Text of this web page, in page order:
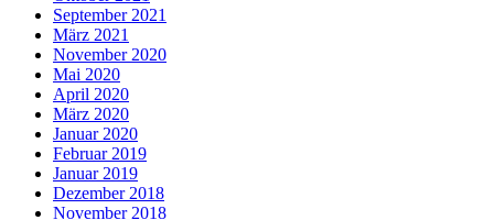
September 2021
März 2021
November 2020
Mai 2020
April 2020
März 2020
Januar 2020
Februar 2019
Januar 2019
Dezember 2018
November 2018